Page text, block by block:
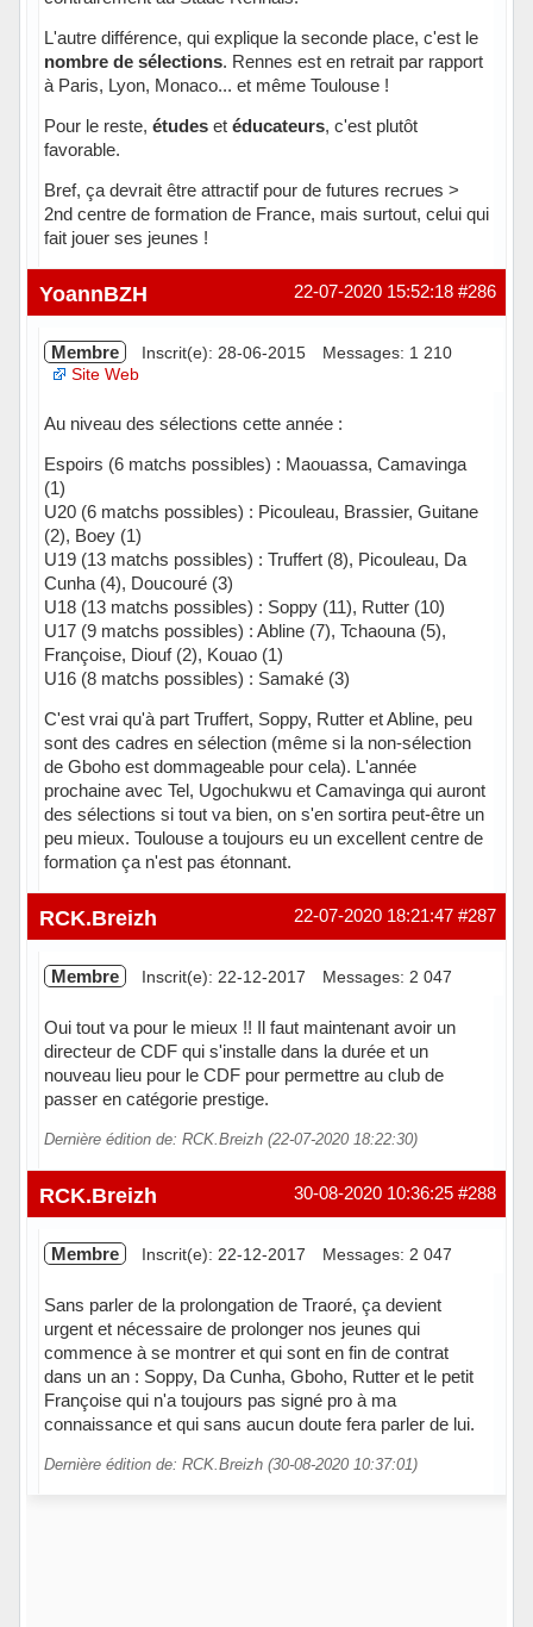
L'autre différence, qui explique la seconde place, c'est le
nombre de sélections. Rennes est en retrait par rapport
à Paris, Lyon, Monaco... et même Toulouse !
Pour le reste, études et éducateurs, c'est plutôt
favorable.
Bref, ça devrait être attractif pour de futures recrues >
2nd centre de formation de France, mais surtout, celui qui
fait jouer ses jeunes !
Hors ligne #286
22-07-2020 15:52:18
YoannBZH
Membre Inscrit(e): 28-06-2015
Messages: 1 210
Site Web
Au niveau des sélections cette année :
Espoirs (6 matchs possibles) : Maouassa, Camavinga
(1)
U20 (6 matchs possibles) : Picouleau, Brassier, Guitane
(2), Boey (1)
U19 (13 matchs possibles) : Truffert (8), Picouleau, Da
Cunha (4), Doucouré (3)
U18 (13 matchs possibles) : Soppy (11), Rutter (10)
U17 (9 matchs possibles) : Abline (7), Tchaouna (5),
Françoise, Diouf (2), Kouao (1)
U16 (8 matchs possibles) : Samaké (3)
C'est vrai qu'à part Truffert, Soppy, Rutter et Abline, peu
sont des cadres en sélection (même si la non-sélection
de Gboho est dommageable pour cela). L'année
prochaine avec Tel, Ugochukwu et Camavinga qui auront
des sélections si tout va bien, on s'en sortira peut-être un
peu mieux. Toulouse a toujours eu un excellent centre de
formation ça n'est pas étonnant.
Hors ligne #287
22-07-2020 18:21:47
RCK.Breizh
Membre Inscrit(e): 22-12-2017 Messages: 2 047
Oui tout va pour le mieux !! Il faut maintenant avoir un
directeur de CDF qui s'installe dans la durée et un
nouveau lieu pour le CDF pour permettre au club de
passer en catégorie prestige.
Dernière édition de: RCK.Breizh (22-07-2020 18:22:30)
Hors ligne #288
30-08-2020 10:36:25
RCK.Breizh
Membre Inscrit(e): 22-12-2017 Messages: 2 047
Sans parler de la prolongation de Traoré, ça devient
urgent et nécessaire de prolonger nos jeunes qui
commence à se montrer et qui sont en fin de contrat
dans un an : Soppy, Da Cunha, Gboho, Rutter et le petit
Françoise qui n'a toujours pas signé pro à ma
connaissance et qui sans aucun doute fera parler de lui.
Dernière édition de: RCK.Breizh (30-08-2020 10:37:01)